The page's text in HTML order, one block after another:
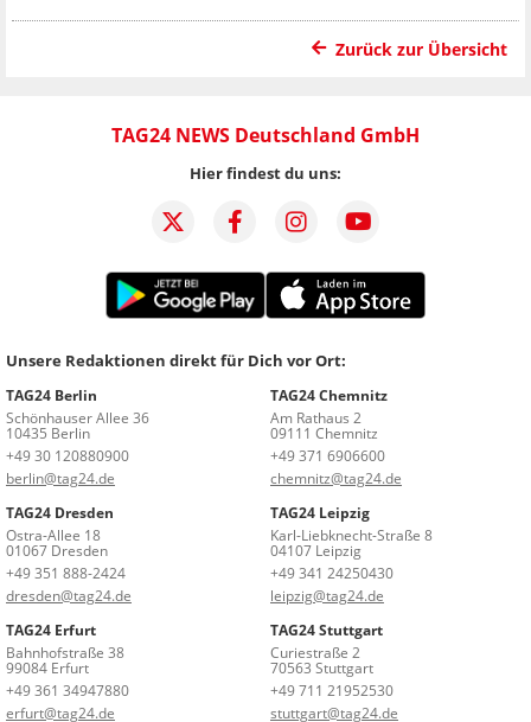
Zurück zur Übersicht
TAG24 NEWS Deutschland GmbH
Hier findest du uns:
Unsere Redaktionen direkt für Dich vor Ort:
TAG24 Berlin
Schönhauser Allee 36
10435 Berlin
+49 30 120880900
berlin@tag24.de
TAG24 Chemnitz
Am Rathaus 2
09111 Chemnitz
+49 371 6906600
chemnitz@tag24.de
TAG24 Dresden
Ostra-Allee 18
01067 Dresden
+49 351 888-2424
dresden@tag24.de
TAG24 Leipzig
Karl-Liebknecht-Straße 8
04107 Leipzig
+49 341 24250430
leipzig@tag24.de
TAG24 Erfurt
Bahnhofstraße 38
99084 Erfurt
+49 361 34947880
erfurt@tag24.de
TAG24 Stuttgart
Curiestraße 2
70563 Stuttgart
+49 711 21952530
stuttgart@tag24.de